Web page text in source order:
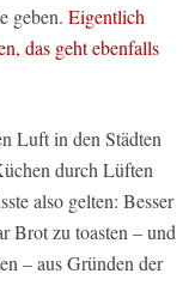
geben. Eigentlich
das geht ebenfalls
Luft in den Städten
durch Lüften
also gelten: Besser
Brot zu toasten – und
– aus Gründen der